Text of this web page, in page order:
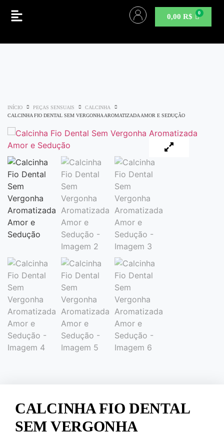
0,00R$
INÍCIO PEÇAS SENSUAIS
CALCINHA
CALCINHA FIO DENTAL SEM VERGONHA AROMATIZADA AMOR E SEDUÇÃO
CALCINHA FIO DENTAL
SEM VERGONHA